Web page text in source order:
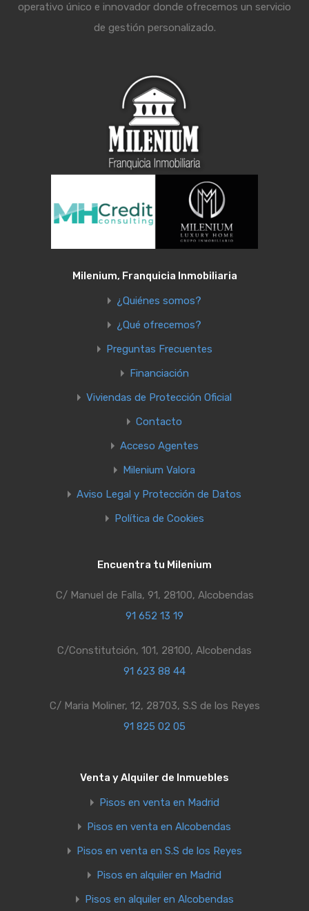
operativo único e innovador donde ofrecemos un servicio
de gestión personalizado.
Milenium, Franquicia Inmobiliaria
¿Quiénes somos?
¿Qué ofrecemos?
Preguntas Frecuentes
Financiación
Viviendas de Protección Oficial
Contacto
Acceso Agentes
Milenium Valora
Aviso Legal y Protección de Datos
Política de Cookies
Encuentra tu Milenium
C/ Manuel de Falla, 91, 28100, Alcobendas
91 652 13 19
C/Constitutción, 101, 28100, Alcobendas
91 623 88 44
C/ Maria Moliner, 12, 28703, S.S de los Reyes
91 825 02 05
Venta y Alquiler de Inmuebles
Pisos en venta en Madrid
Pisos en venta en Alcobendas
Pisos en venta en S.S de los Reyes
Pisos en alquiler en Madrid
Pisos en alquiler en Alcobendas